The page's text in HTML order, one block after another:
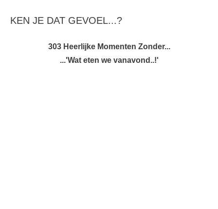
KEN JE DAT GEVOEL...?
303 Heerlijke Momenten Zonder...
...'Wat eten we vanavond..!'